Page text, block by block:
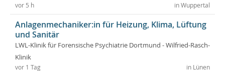
in Wuppertal
vor 5 h
Anlagenmechaniker:in für Heizung, Klima, Lüftung
und Sanitär
LWL-Klinik für Forensische Psychiatrie Dortmund - Wilfried-Rasch-
Klinik
in Lünen
vor 1 Tag